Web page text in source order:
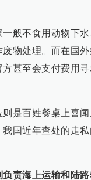
般不食用动物下
物处理。而在国
甚至会支付费用
是百姓餐桌上喜
国近年查处的走私
责海上运输和陆